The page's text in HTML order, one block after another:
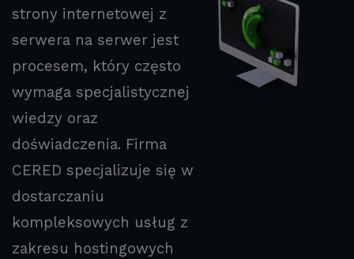
strony internetowej z
serwera na serwer jest
procesem, który często
wymaga specjalistycznej
wiedzy oraz
doświadczenia. Firma
CERED specjalizuje się w
dostarczaniu
kompleksowych usług z
zakresu hostingowych